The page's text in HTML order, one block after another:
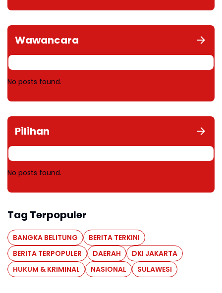
Wawancara
No posts found.
Pilihan
No posts found.
Tag Terpopuler
BANGKA BELITUNG
BERITA TERKINI
BERITA TERPOPULER
DAERAH
DKI JAKARTA
HUKUM & KRIMINAL
NASIONAL SULAWESI